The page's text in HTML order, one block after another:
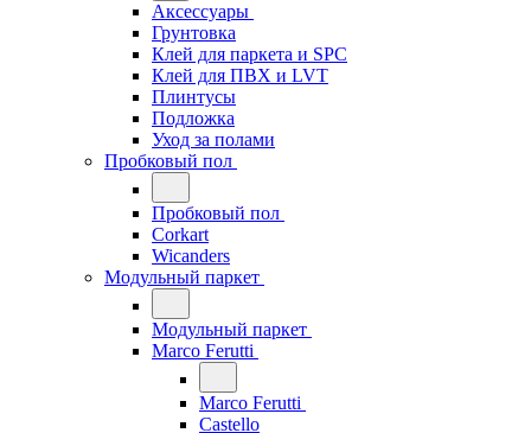
Аксессуары
Грунтовка
Клей для паркета и SPC
Клей для ПВХ и LVT
Плинтусы
Подложка
Уход за полами
Пробковый пол
Пробковый пол
Corkart
Wicanders
Модульный паркет
Модульный паркет
Marco Ferutti
Marco Ferutti
Castello